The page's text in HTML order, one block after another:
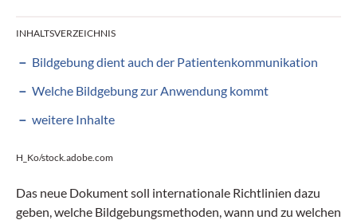
INHALTSVERZEICHNIS
Bildgebung dient auch der Patientenkommunikation
Welche Bildgebung zur Anwendung kommt
weitere Inhalte
H_Ko/stock.adobe.com
Das neue Dokument soll internationale Richtlinien dazu
geben, welche Bildgebungsmethoden, wann und zu welchen